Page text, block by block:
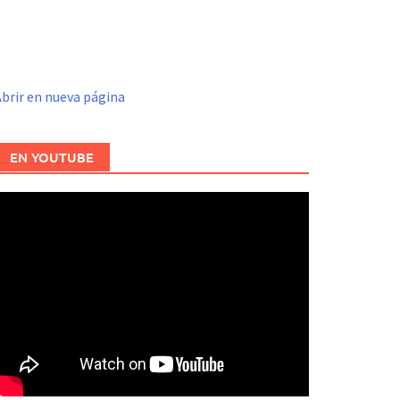
en nueva página
EN YOUTUBE